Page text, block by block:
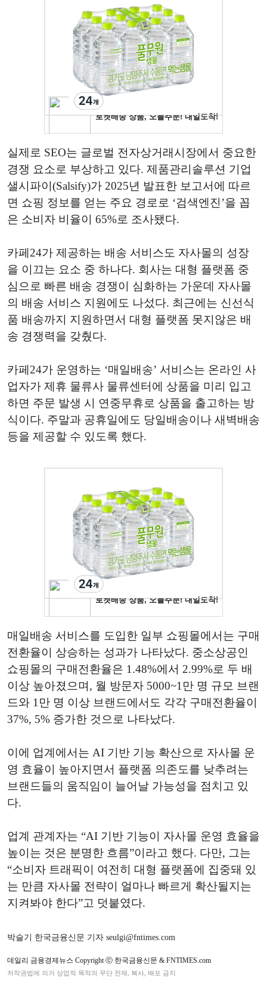
실제로 SEO는 글로벌 전자상거래시장에서 중요한
경쟁 요소로 부상하고 있다. 제품관리솔루션 기업
샐시파이(Salsify)가 2025년 발표한 보고서에 따르
면 쇼핑 정보를 얻는 주요 경로로 ‘검색엔진’을 꼽
은 소비자 비율이 65%로 조사됐다.
카페24가 제공하는 배송 서비스도 자사몰의 성장
을 이끄는 요소 중 하나다. 회사는 대형 플랫폼 중
심으로 빠른 배송 경쟁이 심화하는 가운데 자사몰
의 배송 서비스 지원에도 나섰다. 최근에는 신선식
품 배송까지 지원하면서 대형 플랫폼 못지않은 배
송 경쟁력을 갖췄다.
카페24가 운영하는 ‘매일배송’ 서비스는 온라인 사
업자가 제휴 물류사 물류센터에 상품을 미리 입고
하면 주문 발생 시 연중무휴로 상품을 출고하는 방
식이다. 주말과 공휴일에도 당일배송이나 새벽배송
등을 제공할 수 있도록 했다.
매일배송 서비스를 도입한 일부 쇼핑몰에서는 구매
전환율이 상승하는 성과가 나타났다. 중소상공인
쇼핑몰의 구매전환율은 1.48%에서 2.99%로 두 배
이상 높아졌으며, 월 방문자 5000~1만 명 규모 브랜
드와 1만 명 이상 브랜드에서도 각각 구매전환율이
37%, 5% 증가한 것으로 나타났다.
이에 업계에서는 AI 기반 기능 확산으로 자사몰 운
영 효율이 높아지면서 플랫폼 의존도를 낮추려는
브랜드들의 움직임이 늘어날 가능성을 점치고 있
다.
업계 관계자는 “AI 기반 기능이 자사몰 운영 효율을
높이는 것은 분명한 흐름”이라고 했다. 다만, 그는
“소비자 트래픽이 여전히 대형 플랫폼에 집중돼 있
는 만큼 자사몰 전략이 얼마나 빠르게 확산될지는
지켜봐야 한다”고 덧붙였다.
박슬기 한국금융신문 기자 seulgi@fntimes.com
데일리 금융경제뉴스 Copyright ⓒ 한국금융신문 & FNTIMES.com
저작권법에 의거 상업적 목적의 무단 전재, 복사, 배포 금지